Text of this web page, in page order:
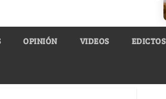
OPINIÓN VIDEOS EDICTOS